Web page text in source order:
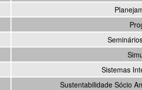
Sistemas
Sustentabilidade Sócio